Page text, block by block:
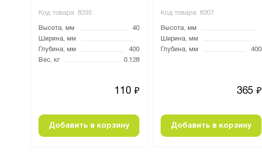
Код товара: 8295
Высота, мм
40
Ширина, мм
Глубина, мм
400
Вес, кг
0.128
110 ₽
Добавить в корзину
Код товара: 8307
Высота, мм
Ширина, мм
Глубина, мм
400
365 ₽
Добавить в корзину